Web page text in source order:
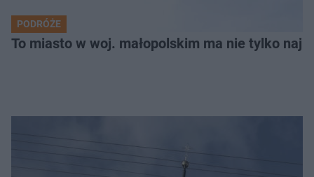
PODRÓŻE
To miasto w woj. małopolskim ma nie tylko